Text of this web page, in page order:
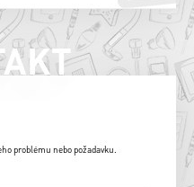
problému nebo požadavku.